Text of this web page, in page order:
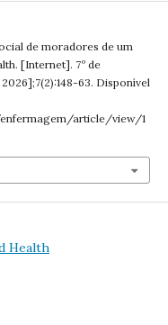
de moradores de um
[Internet]. 7º de
63. Disponível
article/view/1
Health